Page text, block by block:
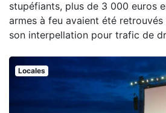
stupéfiants, plus de 3 000 euros
armes à feu avaient été
son interpellation pour trafic de
Locales